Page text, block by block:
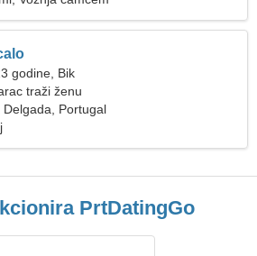
godine, Bik
traži ženu
Delgada, Portugal
PrtDatingGo